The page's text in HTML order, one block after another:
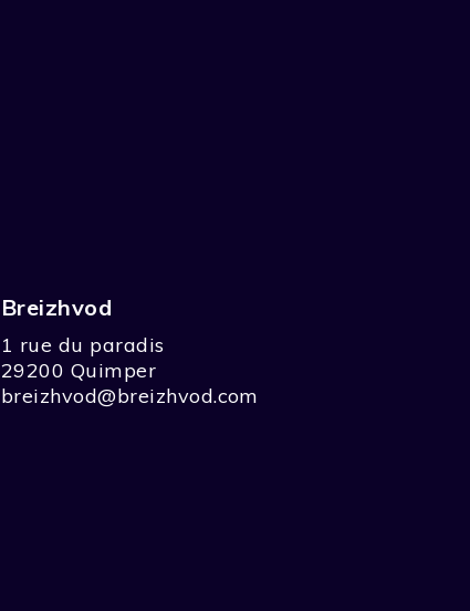
Breizhvod
1 rue du paradis
29200 Quimper
breizhvod@breizhvod.com